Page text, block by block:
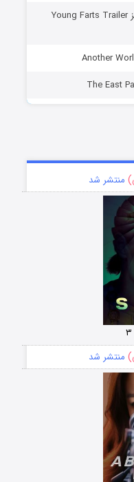
دانلود مستند قطعات تریلر یانگ فارتز Young Farts Trailer
منتشر شد
منتشر شد